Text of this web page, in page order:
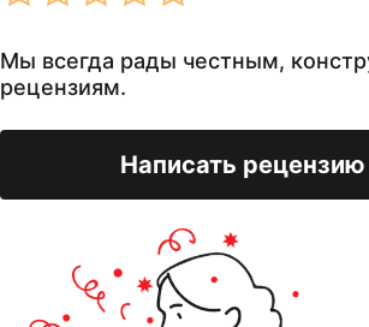
Мы всегда рады честным,
рецензиям.
Написать рецензию